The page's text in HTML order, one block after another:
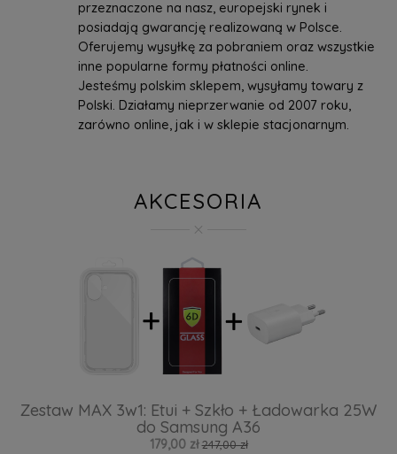
przeznaczone na nasz, europejski rynek i
posiadają gwarancję realizowaną w Polsce.
Oferujemy wysyłkę za pobraniem oraz wszystkie
inne popularne formy płatności online.
Jesteśmy polskim sklepem, wysyłamy towary z
Polski. Działamy nieprzerwanie od 2007 roku,
zarówno online, jak i w sklepie stacjonarnym.
AKCESORIA
Zestaw MAX 3w1: Etui + Szkło + Ładowarka 25W
do Samsung A36
179,00 zł 247,00 zł